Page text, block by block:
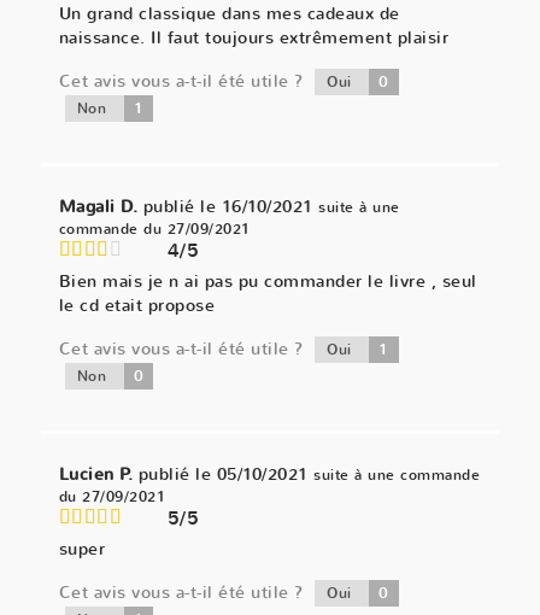
Un grand classique dans mes cadeaux de
naissance. Il faut toujours extrêmement plaisir
Cet avis vous a-t-il été utile ?
Oui 0
Non 1
Magali D. publié le 16/10/2021 suite à une
commande du 27/09/2021
4/5
Bien mais je n ai pas pu commander le livre , seul
le cd etait propose
Cet avis vous a-t-il été utile ?
Oui 1
Non 0
Lucien P. publié le 05/10/2021 suite à une commande
du 27/09/2021
5/5
super
Cet avis vous a-t-il été utile ?
Oui 0